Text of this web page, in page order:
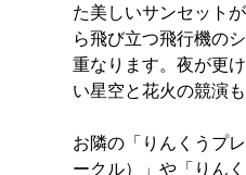
た美しいサンセット
ら飛び立つ飛行機の
重なります。夜が更
い星空と花火の競演
お隣の「りんくうプ
ークル）」や「りん